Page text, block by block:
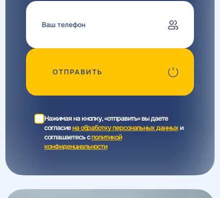
ОТПРАВИТЬ
Нажимая на кнопку, «отправить» вы даете
согласиена обработку персональных данныхи
соглашаетесь cполитикой
конфиденциальности